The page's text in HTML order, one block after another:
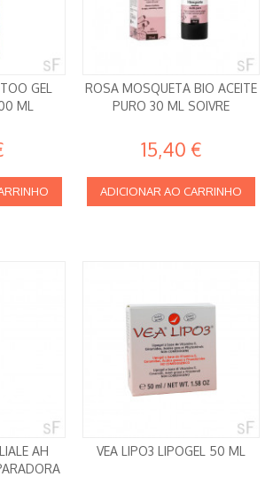
GEL
ML
ROSA MOSQUETA BIO ACEITE
PURO 30 ML SOIVRE
15,40 €
ADICIONAR AO CARRINHO
AH
VEA LIPO3 LIPOGEL 50 ML